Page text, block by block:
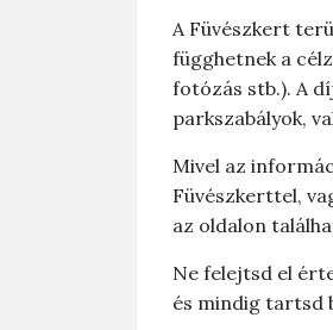
A Füvészkert
függhetnek a
fotózás stb.). A
parkszabályok,
Mivel az
Füvészkerttel,
az oldalon
Ne felejtsd el
és mindig tartsd